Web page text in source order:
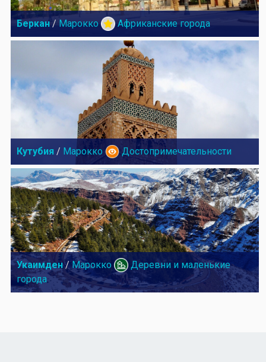
Беркан / Марокко Африканские города
Кутубия / Марокко Достопримечательности
Укаимден/ Марокко
Деревни и маленькие
города